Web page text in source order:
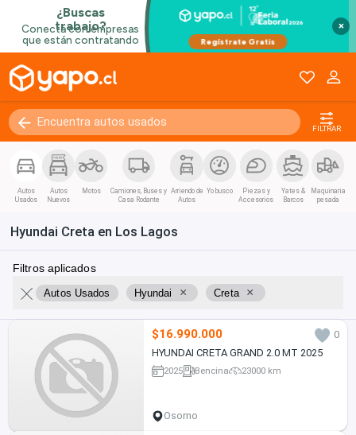
×
FILTRAR
Autos
Usados
Autos
Nuevos
Motos
Camiones, Buses y
Casa Rodante
Arriendo de
Autos
Yo busco
Piezas y
Accesorios
Yates &
Barcos
Maquinaria
pesada
Hyundai Creta en Los Lagos
Filtros aplicados
Autos Usados Hyundai × Creta ×
$16.990.000
0
HYUNDAI CRETA GRAND 2.0 MT 2025
2025 Bencina 23000 km
Osorno